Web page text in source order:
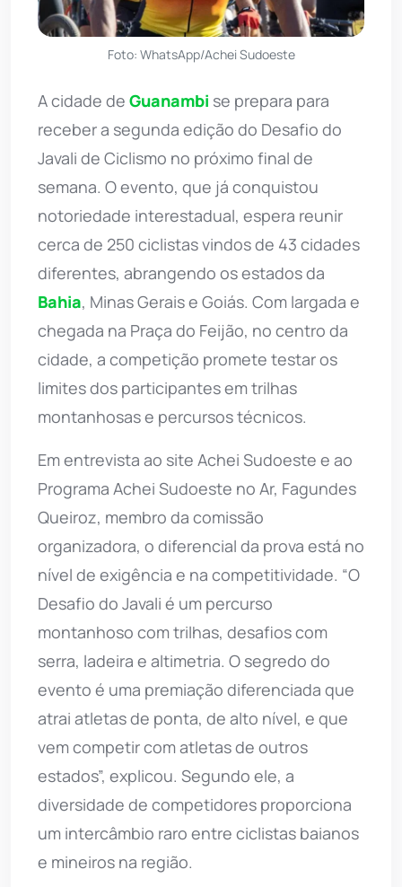
Foto: WhatsApp/Achei Sudoeste
A cidade de Guanambi se prepara para
receber a segunda edição do Desafio do
Javali de Ciclismo no próximo final de
semana. O evento, que já conquistou
notoriedade interestadual, espera reunir
cerca de 250 ciclistas vindos de 43 cidades
diferentes, abrangendo os estados da
Bahia, Minas Gerais e Goiás. Com largada e
chegada na Praça do Feijão, no centro da
cidade, a competição promete testar os
limites dos participantes em trilhas
montanhosas e percursos técnicos.
Em entrevista ao site Achei Sudoeste e ao
Programa Achei Sudoeste no Ar, Fagundes
Queiroz, membro da comissão
organizadora, o diferencial da prova está no
nível de exigência e na competitividade. “O
Desafio do Javali é um percurso
montanhoso com trilhas, desafios com
serra, ladeira e altimetria. O segredo do
evento é uma premiação diferenciada que
atrai atletas de ponta, de alto nível, e que
vem competir com atletas de outros
estados”, explicou. Segundo ele, a
diversidade de competidores proporciona
um intercâmbio raro entre ciclistas baianos
e mineiros na região.